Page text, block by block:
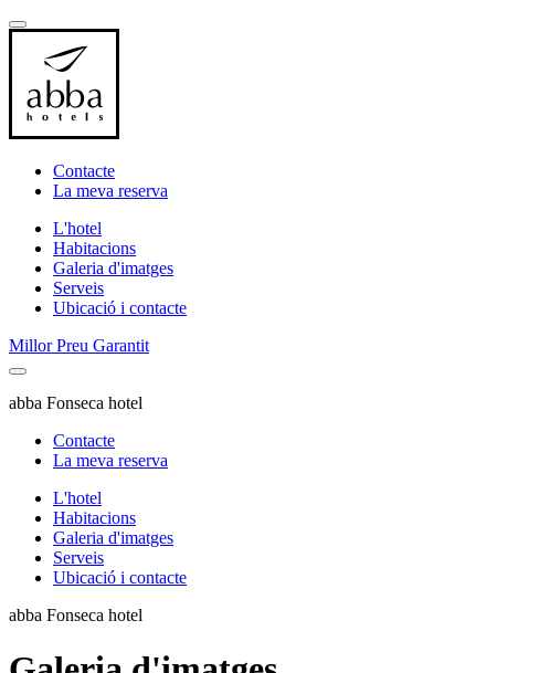
Contacte
La meva reserva
L'hotel
Habitacions
Galeria d'imatges
Serveis
Ubicació i contacte
Millor Preu Garantit
abba Fonseca hotel
Contacte
La meva reserva
L'hotel
Habitacions
Galeria d'imatges
Serveis
Ubicació i contacte
abba Fonseca hotel